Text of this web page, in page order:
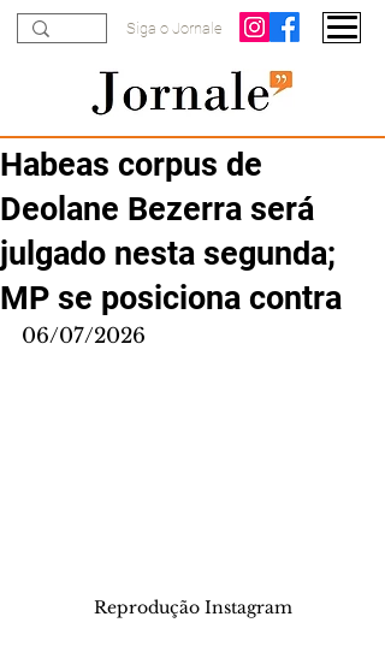
Siga o Jornale
Habeas corpus de
Deolane Bezerra será
julgado nesta segunda;
MP se posiciona contra
06/07/2026
Reprodução Instagram